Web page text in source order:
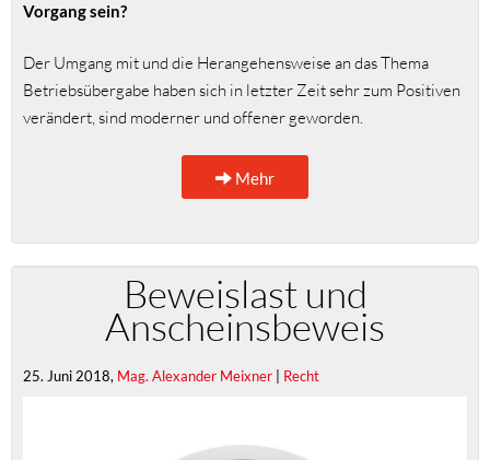
Vorgang sein?
Der Umgang mit und die Herangehensweise an das Thema
Betriebsübergabe haben sich in letzter Zeit sehr zum Positiven
verändert, sind moderner und offener geworden.
Mehr
Beweislast und
Anscheinsbeweis
25. Juni 2018, Mag. Alexander Meixner | Recht